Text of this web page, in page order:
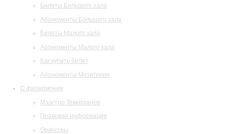
Билеты Большого зала
Абонементы Большого зала
Билеты Малого зала
Абонементы Малого зала
Как купить билет
Абонементы Музитория
О филармонии
Маэстро Темирканов
Правовая информация
Оркестры